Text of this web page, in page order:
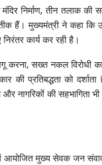
निर्माण, तीन तलाक की
हैं। मुख्यमंत्री ने कहा कि
कार्य कर रही है।
करना, सख्त नकल विरोधी
की प्रतिबद्धता को
नागरिकों की सहभागिता
आयोजित मुख्य सेवक जन